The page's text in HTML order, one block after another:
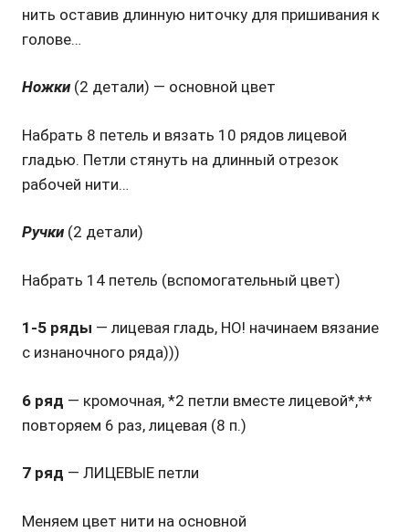
нить оставив длинную ниточку для пришивания к
голове…
Ножки (2 детали) — основной цвет
Набрать 8 петель и вязать 10 рядов лицевой
гладью. Петли стянуть на длинный отрезок
рабочей нити…
Ручки (2 детали)
Набрать 14 петель (вспомогательный цвет)
1-5 ряды — лицевая гладь, НО! начинаем вязание
с изнаночного ряда)))
6 ряд — кромочная, *2 петли вместе лицевой*,**
повторяем 6 раз, лицевая (8 п.)
7 ряд — ЛИЦЕВЫЕ петли
Меняем цвет нити на основной